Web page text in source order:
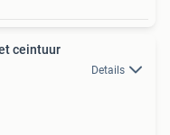
ceintuur
Details